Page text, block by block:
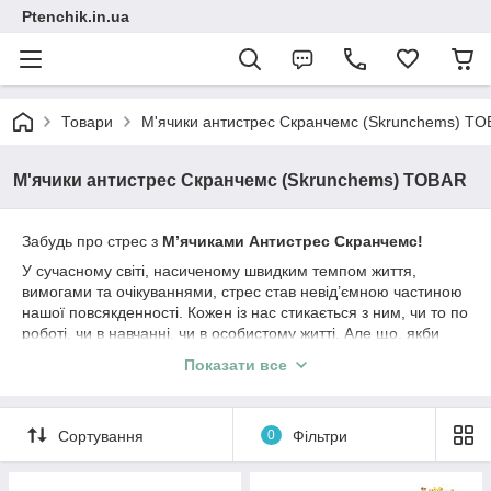
Ptenchik.in.ua
Товари М'ячики антистрес Скранчемс (Skrunchems)
М'ячики антистрес Скранчемс (Skrunchems) TOBAR
Забудь про стрес з М’ячиками Антистрес Скранчемс!
У сучасному світі, насиченому швидким темпом життя,
вимогами та очікуваннями, стрес став невід’ємною частиною
нашої повсякденності. Кожен із нас стикається з ним, чи то по
роботі, чи в навчанні, чи в особистому житті. Але що, якби
ефективним, а й веселим? Ось де на сцену виходять м’ячики
ІГРАШКИ TOBAR – ЦЕ:
Показати все
Сортування 0 Фільтри